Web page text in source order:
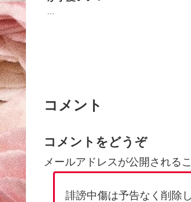
コメント
コメントをどうぞ
メールアドレスが公開される
誹謗中傷は予告なく削除